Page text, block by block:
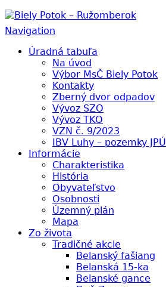
Biely Potok – Ružomberok
Navigation
Úradná tabuľa
Na úvod
Výbor MsČ Biely Potok
Kontakty
Zberný dvor odpadov
Vývoz SZO
Vývoz TKO
VZN č. 9/2023
IBV Luhy – pozemky JPÚ
Informácie
Charakteristika
História
Obyvateľstvo
Osobnosti
Územný plán
Mapa
Zo života
Tradičné akcie
Belanský fašiang
Belanská 15-ka
Belanské gance